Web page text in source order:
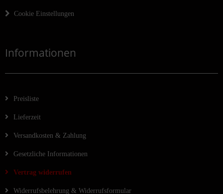
Cookie Einstellungen
Informationen
Preisliste
Lieferzeit
Versandkosten & Zahlung
Gesetzliche Informationen
Vertrag widerrufen
Widerrufsbelehrung & Widerrufsformular